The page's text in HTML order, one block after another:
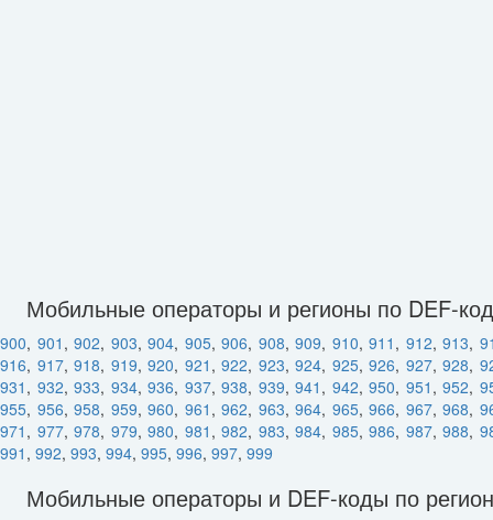
Мобильные операторы и регионы по DEF-
900, 901 , 902, 903, 904, 905, 906, 908, 909, 910, 911 , 912, 913,
916, 917, 918, 919, 920, 921 , 922, 923, 924, 925, 926, 927, 928,
931 , 932, 933, 934, 936, 937, 938, 939, 941 , 942, 950, 951 , 952,
955, 956, 958, 959, 960, 961 , 962, 963, 964, 965, 966, 967, 968,
971 , 977, 978, 979, 980, 981 , 982, 983, 984, 985, 986, 987, 988,
991 , 992, 993, 994, 995, 996, 997, 999
Мобильные операторы и DEF-коды по